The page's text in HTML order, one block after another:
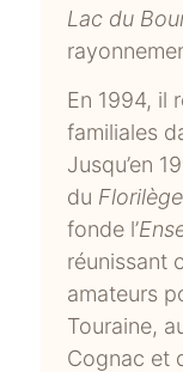
Lac du
En 1994, il
familiales
Jusqu’en
du
fonde l’
réunissant
amateurs
Touraine,
Cognac et